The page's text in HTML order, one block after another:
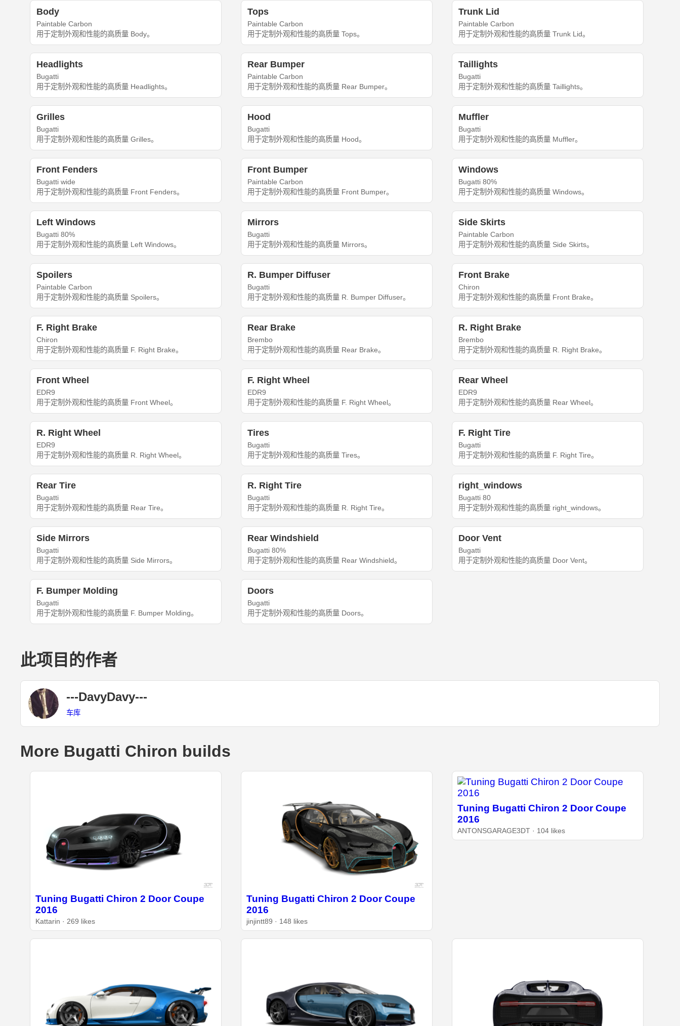
Body
Paintable Carbon
用于定制外观和性能的高质量 Body。
Tops
Paintable Carbon
用于定制外观和性能的高质量 Tops。
Trunk Lid
Paintable Carbon
用于定制外观和性能的高质量 Trunk Lid。
Headlights
Bugatti
用于定制外观和性能的高质量 Headlights。
Rear Bumper
Paintable Carbon
用于定制外观和性能的高质量 Rear Bumper。
Taillights
Bugatti
用于定制外观和性能的高质量 Taillights。
Grilles
Bugatti
用于定制外观和性能的高质量 Grilles。
Hood
Bugatti
用于定制外观和性能的高质量 Hood。
Muffler
Bugatti
用于定制外观和性能的高质量 Muffler。
Front Fenders
Bugatti wide
用于定制外观和性能的高质量 Front Fenders。
Front Bumper
Paintable Carbon
用于定制外观和性能的高质量 Front Bumper。
Windows
Bugatti 80%
用于定制外观和性能的高质量 Windows。
Left Windows
Bugatti 80%
用于定制外观和性能的高质量 Left Windows。
Mirrors
Bugatti
用于定制外观和性能的高质量 Mirrors。
Side Skirts
Paintable Carbon
用于定制外观和性能的高质量 Side Skirts。
Spoilers
Paintable Carbon
用于定制外观和性能的高质量 Spoilers。
R. Bumper Diffuser
Bugatti
用于定制外观和性能的高质量 R. Bumper Diffuser。
Front Brake
Chiron
用于定制外观和性能的高质量 Front Brake。
F. Right Brake
Chiron
用于定制外观和性能的高质量 F. Right Brake。
Rear Brake
Brembo
用于定制外观和性能的高质量 Rear Brake。
R. Right Brake
Brembo
用于定制外观和性能的高质量 R. Right Brake。
Front Wheel
EDR9
用于定制外观和性能的高质量 Front Wheel。
F. Right Wheel
EDR9
用于定制外观和性能的高质量 F. Right Wheel。
Rear Wheel
EDR9
用于定制外观和性能的高质量 Rear Wheel。
R. Right Wheel
EDR9
用于定制外观和性能的高质量 R. Right Wheel。
Tires
Bugatti
用于定制外观和性能的高质量 Tires。
F. Right Tire
Bugatti
用于定制外观和性能的高质量 F. Right Tire。
Rear Tire
Bugatti
用于定制外观和性能的高质量 Rear Tire。
R. Right Tire
Bugatti
用于定制外观和性能的高质量 R. Right Tire。
right_windows
Bugatti 80
用于定制外观和性能的高质量 right_windows。
Side Mirrors
Bugatti
用于定制外观和性能的高质量 Side Mirrors。
Rear Windshield
Bugatti 80%
用于定制外观和性能的高质量 Rear Windshield。
Door Vent
Bugatti
用于定制外观和性能的高质量 Door Vent。
F. Bumper Molding
Bugatti
用于定制外观和性能的高质量 F. Bumper Molding。
Doors
Bugatti
用于定制外观和性能的高质量 Doors。
此项目的作者
---DavyDavy---
车库
More Bugatti Chiron builds
Tuning Bugatti Chiron 2 Door Coupe
2016
Kattarin · 269 likes
Tuning Bugatti Chiron 2 Door Coupe
2016
jinjintt89 · 148 likes
Tuning Bugatti Chiron 2 Door Coupe
2016
ANTONSGARAGE3DT · 104 likes